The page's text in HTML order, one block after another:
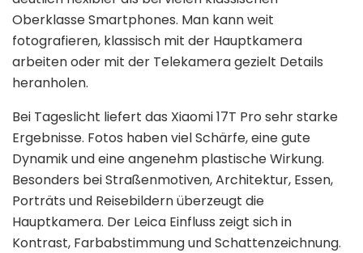
Oberklasse Smartphones. Man kann weit
fotografieren, klassisch mit der Hauptkamera
arbeiten oder mit der Telekamera gezielt Details
heranholen.
Bei Tageslicht liefert das Xiaomi 17T Pro sehr starke
Ergebnisse. Fotos haben viel Schärfe, eine gute
Dynamik und eine angenehm plastische Wirkung.
Besonders bei Straßenmotiven, Architektur, Essen,
Porträts und Reisebildern überzeugt die
Hauptkamera. Der Leica Einfluss zeigt sich in
Kontrast, Farbabstimmung und Schattenzeichnung.